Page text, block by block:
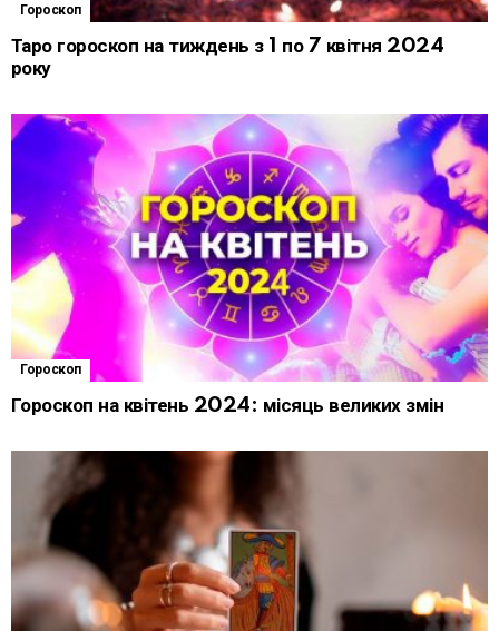
Гороскоп
Таро гороскоп на тиждень з 1 по 7 квітня 2024
року
Гороскоп
Гороскоп на квітень 2024: місяць великих змін